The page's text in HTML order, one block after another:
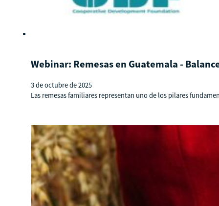
Webinar: Remesas en Guatemala -
3 de octubre de 2025
Las remesas familiares representan uno de los pilares